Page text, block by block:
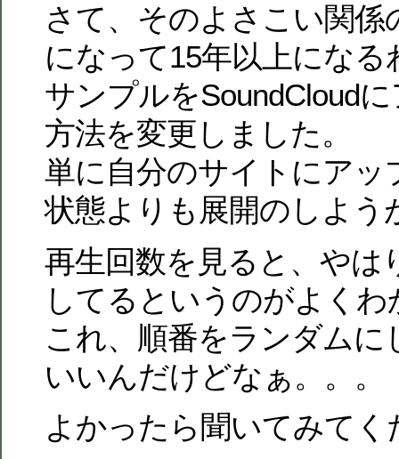
さて、そのよさこい関係
になって15年以上にな
サンプルをSoundCloud
方法を変更しました。
単に自分のサイトにアッ
状態よりも展開のしよう
再生回数を見ると、やは
してるというのがよくわ
これ、順番をランダムに
いいんだけどなぁ。。。
よかったら聞いてみてく